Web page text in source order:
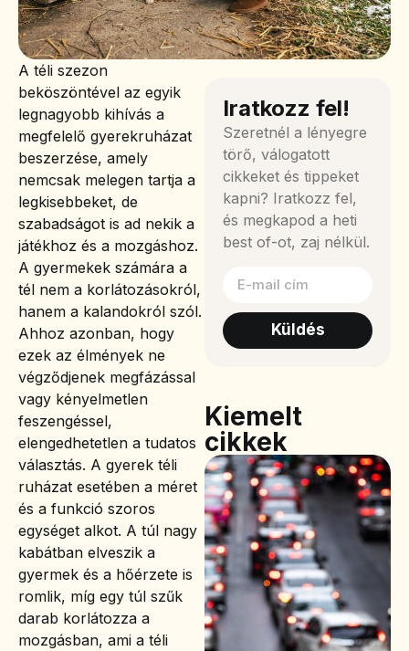
A téli szezon
beköszöntével az egyik
legnagyobb kihívás a
megfelelő gyerekruházat
beszerzése, amely
nemcsak melegen tartja a
legkisebbeket, de
szabadságot is ad nekik a
játékhoz és a mozgáshoz.
A gyermekek számára a
tél nem a korlátozásokról,
hanem a kalandokról szól.
Ahhoz azonban, hogy
ezek az élmények ne
végződjenek megfázással
vagy kényelmetlen
feszengéssel,
elengedhetetlen a tudatos
választás. A gyerek téli
ruházat esetében a méret
és a funkció szoros
egységet alkot. A túl nagy
kabátban elveszik a
gyermek és a hőérzete is
romlik, míg egy túl szűk
darab korlátozza a
mozgásban, ami a téli
Iratkozz fel!
Szeretnél a lényegre
törő, válogatott
cikkeket és tippeket
kapni? Iratkozz fel,
és megkapod a heti
best of-ot, zaj nélkül.
Küldés
Kiemelt
cikkek